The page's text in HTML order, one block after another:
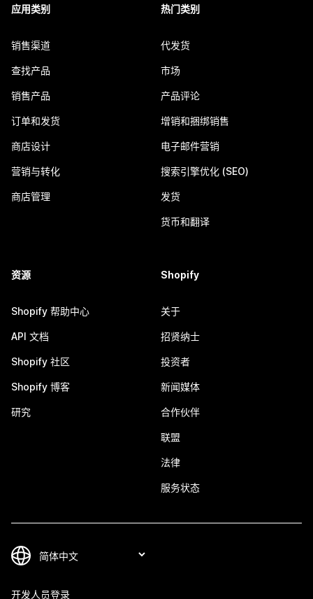
应用类别
销售渠道
查找产品
销售产品
订单和发货
商店设计
营销与转化
商店管理
热门类别
代发货
市场
产品评论
增销和捆绑销售
电子邮件营销
搜索引擎优化 (SEO)
发货
货币和翻译
资源
Shopify 帮助中心
API 文档
Shopify 社区
Shopify 博客
研究
Shopify
关于
招贤纳士
投资者
新闻媒体
合作伙伴
联盟
法律
服务状态
开发人员登录